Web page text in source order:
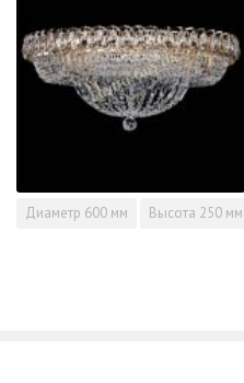
Диаметр 600 мм Высота 250 мм